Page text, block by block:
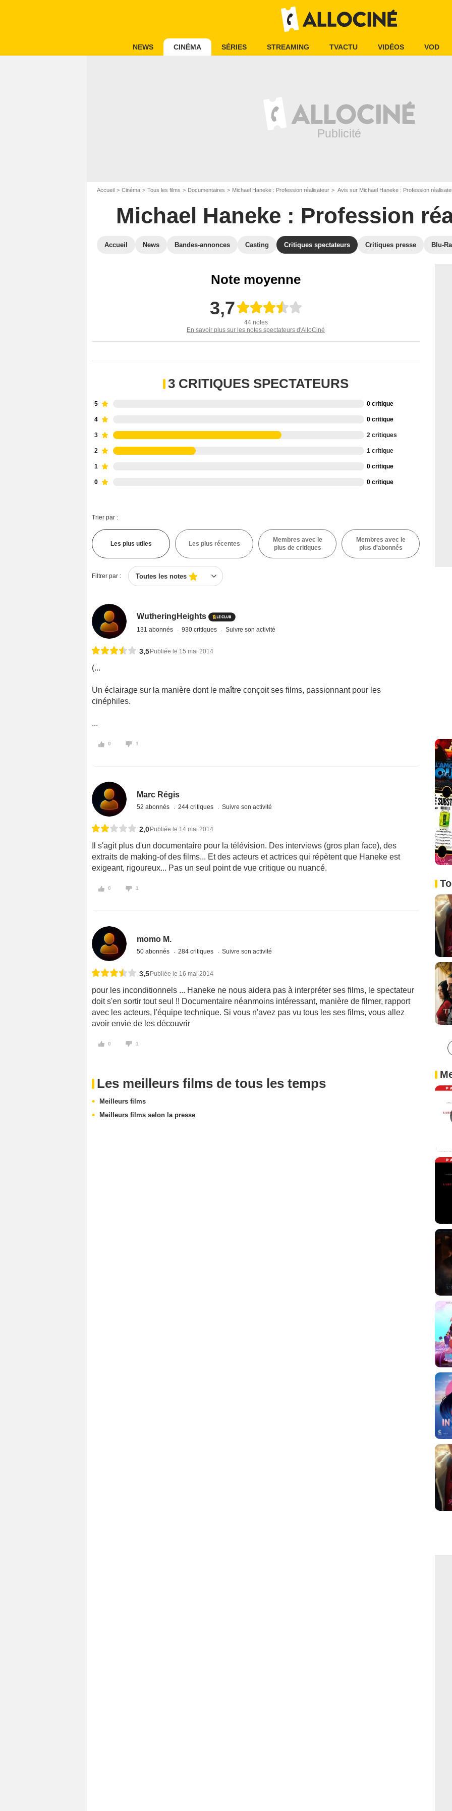
NEWS CINÉMA SÉRIES STREAMING TVACTU VIDÉOS VOD
Accueil Cinéma Tous les films Documentaires Michael Haneke : Profession réalisateur Avis sur Michael Haneke : Profession
Michael Haneke : Profession
Accueil News Bandes-annonces Casting Critiques spectateurs Critiques presse Blu-
Note moyenne
3,7
44 notes
En savoir plus sur les notes spectateurs d'AlloCiné
3 CRITIQUES SPECTATEURS
5 0 critique
4 0 critique
3 2 critiques
2 1 critique
1 0 critique
0 0 critique
Trier par :
Les plus utiles Les plus récentes
Membres avec le
plus de critiques
Membres avec le
plus d'abonnés
Filtrer par : Toutes les notes
WutheringHeights
131 abonnés 930 critiques Suivre son activité
3,5 Publiée le 15 mai 2014
(...
Un éclairage sur la manière dont le maître conçoit ses films, passionnant pour les
cinéphiles.
...
0 1
Marc Régis
52 abonnés 244 critiques Suivre son activité
2,0Publiée le 14 mai 2014
Il s'agit plus d'un documentaire pour la télévision. Des interviews (gros plan face), des
extraits de making-of des films... Et des acteurs et actrices qui répètent que Haneke est
exigeant, rigoureux... Pas un seul point de vue critique ou nuancé.
0 1
momo M.
50 abonnés 284 critiques Suivre son activité
3,5Publiée le 16 mai 2014
pour les inconditionnels ... Haneke ne nous aidera pas à interpréter ses films, le spectateur
doit s'en sortir tout seul !! Documentaire néanmoins intéressant, manière de filmer, rapport
avec les acteurs, l'équipe technique. Si vous n'avez pas vu tous les ses films, vous allez
avoir envie de les découvrir
0 1
Les meilleurs films de tous les temps
Meilleurs films
Meilleurs films selon la presse